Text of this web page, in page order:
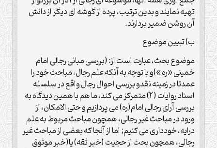
تهیه نمایند و بدین ترتیب، پرده از گوشه ای دیگر از دانش
آن روشن ضمیر بردارند.
ب) تبیین موضوع
موضوع بحث، عبارت است از: (بررسی مبانی رجالی امام
خمینی «ره »)و با توجه به آنکه علم رجال، مباحث خود را
عمدتا در زمینه نقدو بررسی احوال رجال واقع در سلسله
اسناد روایات (2) متمرکز می کند، ما هم با همین دیدگاه به
بررسی آرای رجالی امام(ره) می پردازیم و حتی الامکان، از
ورود در مباحث غیر رجالی، همچون مباحث مربوط به علم
درایه، خودداری می کنیم; اما از آنجا که بعضی از مباحث غیر
رجالی، همچون بحث از حجیت (خبر ثقه) یا(خبر موثوق